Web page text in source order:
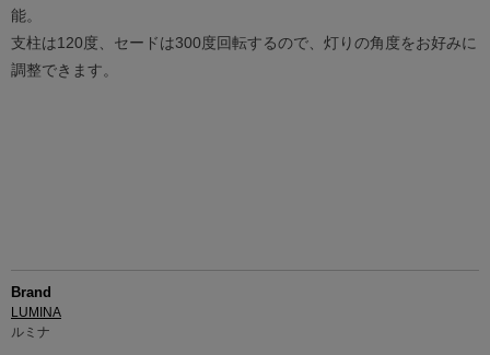
能。
支柱は120度、セードは300度回転するので、灯りの角度をお好みに
調整できます。
Brand
LUMINA
ルミナ